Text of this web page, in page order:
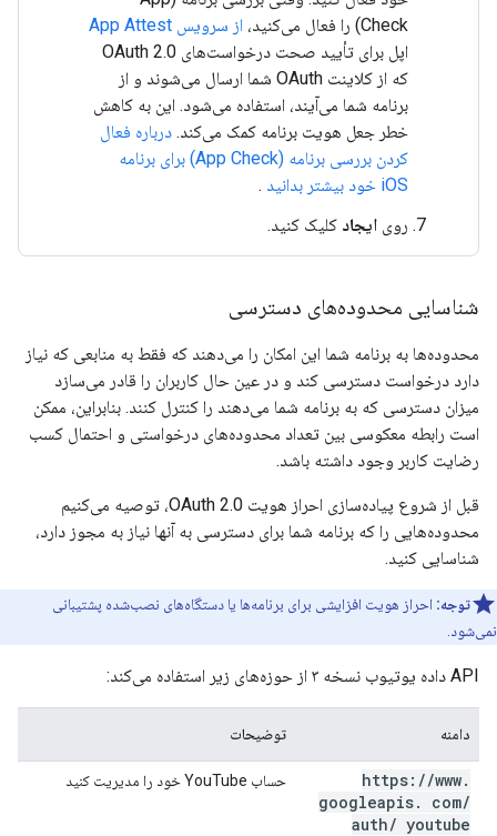
Check) را فعال می‌کنید،
از سرویس App Attest
اپل برای تأیید صحت درخواست‌های OAuth 2.0
که از کلاینت OAuth شما ارسال می‌شوند و از
برنامه شما می‌آیند، استفاده می‌شود. این به کاهش
خطر جعل هویت برنامه کمک می‌کند. درباره فعال
کردن بررسی برنامه (App Check) برای برنامه
iOS خود بیشتر بدانید
.
روی ایجاد کلیک کنید.
شناسایی محدوده‌های دسترسی
محدوده‌ها به برنامه شما این امکان را می‌دهند که فقط به منابعی که نیاز
دارد درخواست دسترسی کند و در عین حال کاربران را قادر می‌سازد
میزان دسترسی که به برنامه شما می‌دهند را کنترل کنند. بنابراین، ممکن
است رابطه معکوسی بین تعداد محدوده‌های درخواستی و احتمال کسب
رضایت کاربر وجود داشته باشد.
قبل از شروع پیاده‌سازی احراز هویت OAuth 2.0، توصیه می‌کنیم
محدوده‌هایی را که برنامه شما برای دسترسی به آنها نیاز به مجوز دارد،
شناسایی کنید.
توجه: احراز هویت افزایشی برای برنامه‌ها یا دستگاه‌های نصب‌شده پشتیبانی
نمی‌شود.
API داده یوتیوب نسخه ۳ از حوزه‌های زیر استفاده می‌کند:
دامنه توضیحات
https: //www.
googleapis. com/
auth/ youtube
حساب YouTube خود را مدیریت کنید